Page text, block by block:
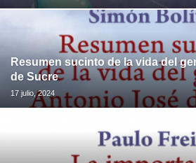
Resumen sucinto de la vida del
de Sucre
17 julio, 2024